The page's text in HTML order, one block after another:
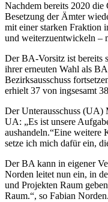
Nachdem bereits 2020
Besetzung der Ämter
mit einer starken Fraktion
und weiterzuentwickeln –
Der BA-Vorsitz ist bereits
ihrer erneuten Wahl als
Bezirksausschuss
erhielt 37 von ingsesamt
Der Unterausschuss (UA)
UA: „Es ist unsere
aushandeln.“Eine
setze ich mich dafür ein,
Der BA kann in eigener
Norden leitet nun ein, in
und Projekten Raum
Raum.“, so Fabian Norden.